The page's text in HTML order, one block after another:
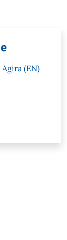
Agira (EN)